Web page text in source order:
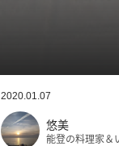
2020.01.07
悠美
能登の料理家＆